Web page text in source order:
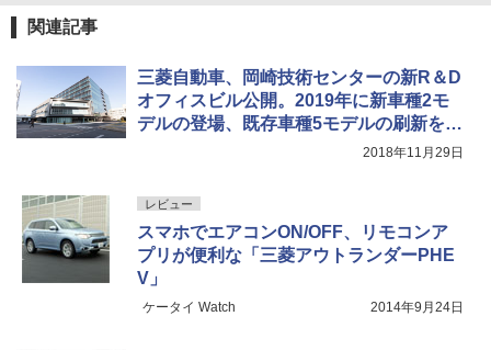
関連記事
三菱自動車、岡崎技術センターの新R＆D
オフィスビル公開。2019年に新車種2モ
デルの登場、既存車種5モデルの刷新を予
2018年11月29日
レビュー
スマホでエアコンON/OFF、リモコンア
プリが便利な「三菱アウトランダーPHE
V」
ケータイ Watch 2014年9月24日